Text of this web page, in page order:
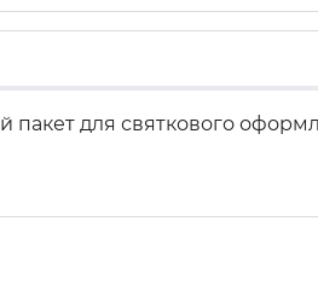
пакет для святкового